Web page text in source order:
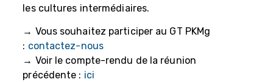
les cultures intermédiaires.
→ Vous souhaitez participer au GT PKMg
: contactez-nous
→ Voir le compte-rendu de la réunion
précédente : ici